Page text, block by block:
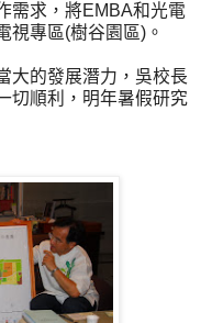
需求，將EMBA和光電
視專區(樹谷園區)。
大的發展潛力，吳校長
切順利，明年暑假研究